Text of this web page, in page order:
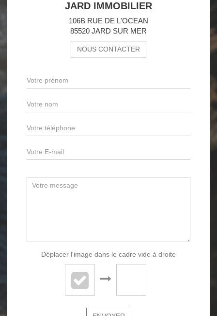
JARD IMMOBILIER
106B RUE DE L'OCEAN
85520 JARD SUR MER
NOUS CONTACTER
Déplacer l'image dans le cadre vide à droite